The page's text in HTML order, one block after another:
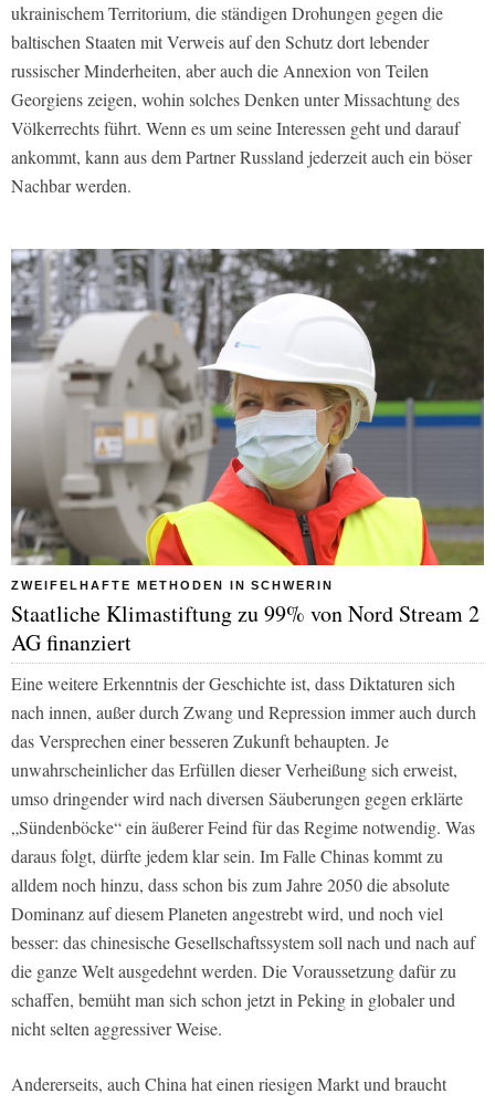
ukrainischem Territorium, die ständigen Drohungen gegen die
baltischen Staaten mit Verweis auf den Schutz dort lebender
russischer Minderheiten, aber auch die Annexion von Teilen
Georgiens zeigen, wohin solches Denken unter Missachtung des
Völkerrechts führt. Wenn es um seine Interessen geht und darauf
ankommt, kann aus dem Partner Russland jederzeit auch ein böser
Nachbar werden.
ZWEIFELHAFTE METHODEN IN SCHWERIN
Staatliche Klimastiftung zu 99% von Nord Stream 2
AG finanziert
Eine weitere Erkenntnis der Geschichte ist, dass Diktaturen sich
nach innen, außer durch Zwang und Repression immer auch durch
das Versprechen einer besseren Zukunft behaupten. Je
unwahrscheinlicher das Erfüllen dieser Verheißung sich erweist,
umso dringender wird nach diversen Säuberungen gegen erklärte
„Sündenböcke“ ein äußerer Feind für das Regime notwendig. Was
daraus folgt, dürfte jedem klar sein. Im Falle Chinas kommt zu
alldem noch hinzu, dass schon bis zum Jahre 2050 die absolute
Dominanz auf diesem Planeten angestrebt wird, und noch viel
besser: das chinesische Gesellschaftssystem soll nach und nach auf
die ganze Welt ausgedehnt werden. Die Voraussetzung dafür zu
schaffen, bemüht man sich schon jetzt in Peking in globaler und
nicht selten aggressiver Weise.
Andererseits, auch China hat einen riesigen Markt und braucht